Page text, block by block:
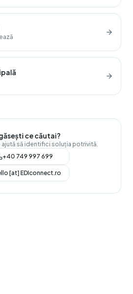
ce căutai?
ajută să identifici soluția potrivită.
+40 749 997 699
[at] EDIconnect.ro